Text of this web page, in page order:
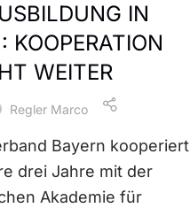
IN
KOOPERATION
WEITER
Regler Marco
Bayern kooperiert
drei Jahre mit der
Akademie für